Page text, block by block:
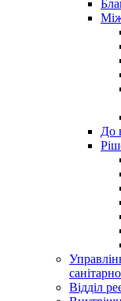
До
Відділ